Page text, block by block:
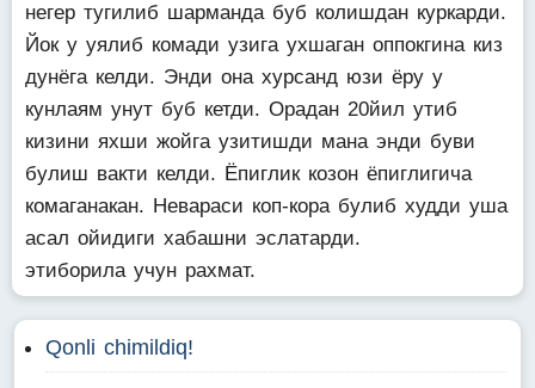
негер тугилиб шарманда буб колишдан куркарди.
Йок у уялиб комади узига ухшаган оппокгина киз
дунёга келди. Энди она хурсанд юзи ёру у
кунлаям унут буб кетди. Орадан 20йил утиб
кизини яхши жойга узитишди мана энди буви
булиш вакти келди. Ёпиглик козон ёпиглигича
комаганакан. Невараси коп-кора булиб худди уша
асал ойидиги хабашни эслатарди.
этиборила учун рахмат.
Qonli chimildiq!